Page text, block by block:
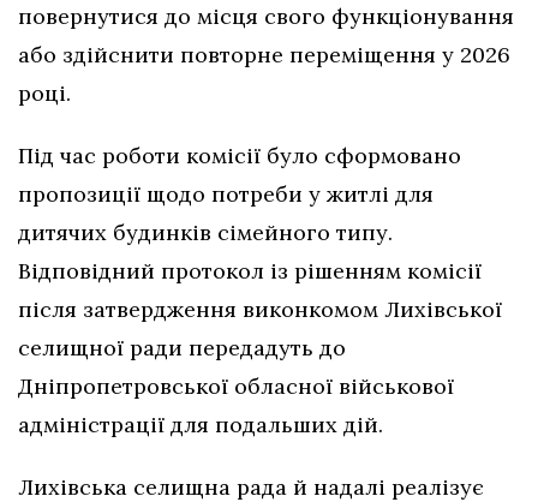
повернутися до місця свого функціонування
або здійснити повторне переміщення у 2026
році.
Під час роботи комісії було сформовано
пропозиції щодо потреби у житлі для
дитячих будинків сімейного типу.
Відповідний протокол із рішенням комісії
після затвердження виконкомом Лихівської
селищної ради передадуть до
Дніпропетровської обласної військової
адміністрації для подальших дій.
Лихівська селищна рада й надалі реалізує